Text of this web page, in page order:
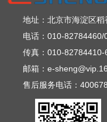
地址：北京市海淀区
电话：010-
传真：010-82784410-
邮箱：e-
售后服务电话：